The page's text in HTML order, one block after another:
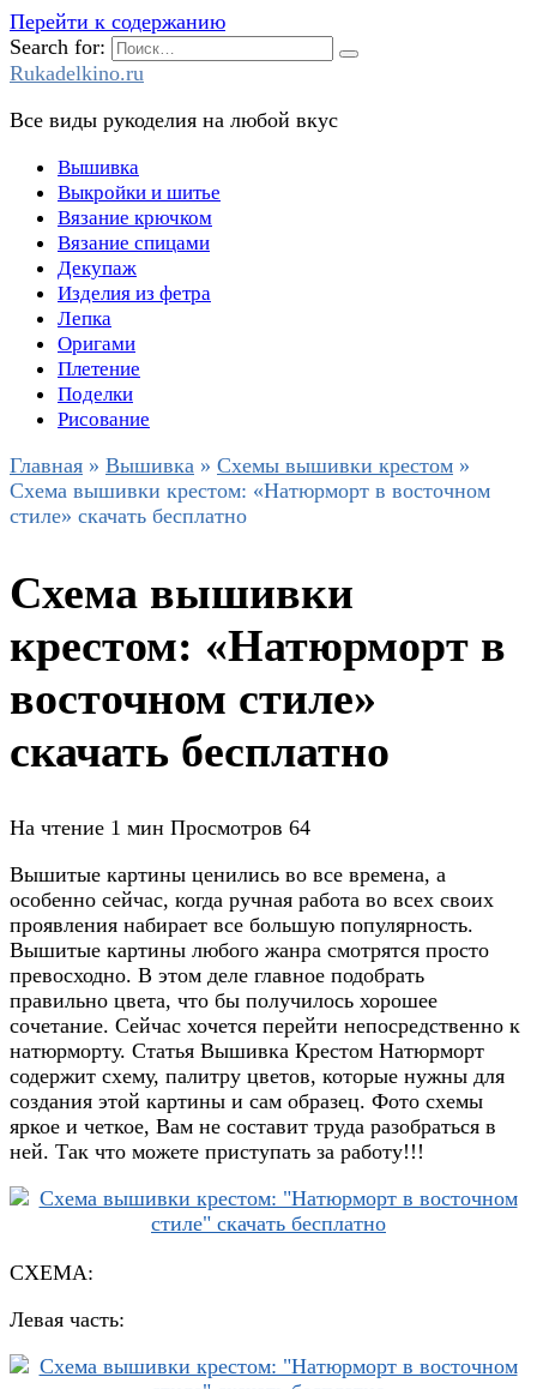
Перейти к содержанию
Search for:
Rukadelkino.ru
Все виды рукоделия на любой вкус
Вышивка
Выкройки и шитье
Вязание крючком
Вязание спицами
Декупаж
Изделия из фетра
Лепка
Оригами
Плетение
Поделки
Рисование
Главная » Вышивка » Схемы вышивки крестом »
Схема вышивки крестом: «Натюрморт в восточном
стиле» скачать бесплатно
Схема вышивки
крестом: «Натюрморт в
восточном стиле»
скачать бесплатно
На чтение 1 мин Просмотров 64
Вышитые картины ценились во все времена, а
особенно сейчас, когда ручная работа во всех своих
проявления набирает все большую популярность.
Вышитые картины любого жанра смотрятся просто
превосходно. В этом деле главное подобрать
правильно цвета, что бы получилось хорошее
сочетание. Сейчас хочется перейти непосредственно к
натюрморту. Статья Вышивка Крестом Натюрморт
содержит схему, палитру цветов, которые нужны для
создания этой картины и сам образец. Фото схемы
яркое и четкое, Вам не составит труда разобраться в
ней. Так что можете приступать за работу!!!
СХЕМА:
Левая часть: